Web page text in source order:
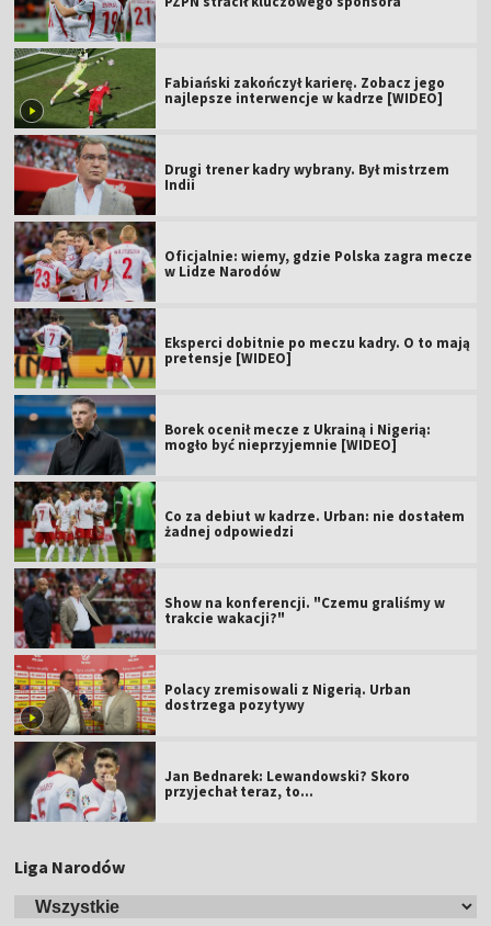
Fabiański zakończył karierę. Zobacz jego
najlepsze interwencje w kadrze [WIDEO]
Drugi trener kadry wybrany. Był mistrzem
Indii
Oficjalnie: wiemy, gdzie Polska zagra mecze
w Lidze Narodów
Eksperci dobitnie po meczu kadry. O to mają
pretensje [WIDEO]
Borek ocenił mecze z Ukrainą i Nigerią:
mogło być nieprzyjemnie [WIDEO]
Co za debiut w kadrze. Urban: nie dostałem
żadnej odpowiedzi
Show na konferencji. "Czemu graliśmy w
trakcie wakacji?"
Polacy zremisowali z Nigerią. Urban
dostrzega pozytywy
Jan Bednarek: Lewandowski? Skoro
przyjechał teraz, to…
Liga Narodów